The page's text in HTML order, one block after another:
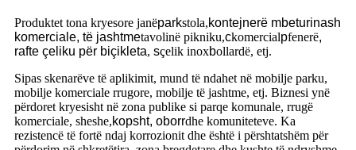
Produktet tona kryesore janëparkstola,kontejnerë mbeturinash
komerciale, të jashtmetavolinë pikniku,ckomercialpfenerë,
rafte çeliku për biçikleta, sçelik inoxbollardë, etj.
Sipas skenarëve të aplikimit, mund të ndahet në mobilje parku,
mobilje komerciale rrugore, mobilje të jashtme, etj. Biznesi ynë
përdoret kryesisht në zona publike si parqe komunale, rrugë
komerciale, sheshe,kopsht, oborrdhe komuniteteve. Ka
rezistencë të fortë ndaj korrozionit dhe është i përshtatshëm për